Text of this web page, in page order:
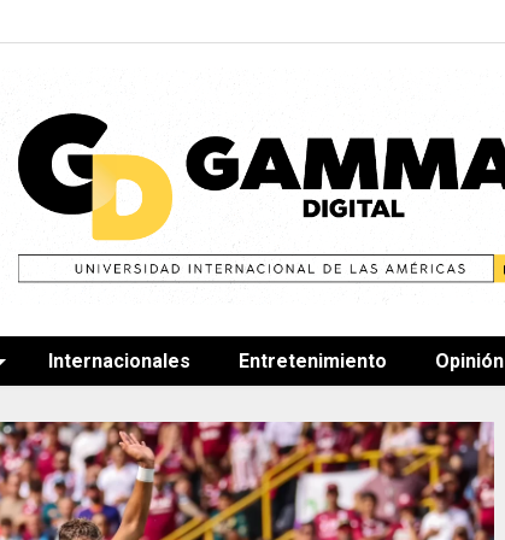
Internacionales Entretenimiento Opinión